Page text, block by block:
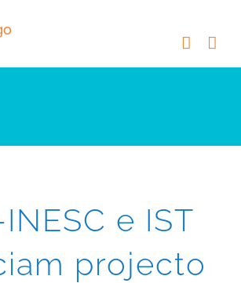
e IST
projecto